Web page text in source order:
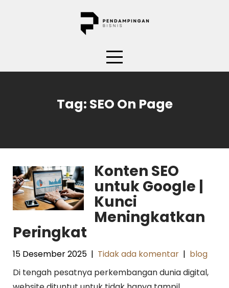
Tag: SEO On Page
Konten SEO
untuk Google |
Kunci
Meningkatkan
Peringkat
15 Desember 2025 | Tidak ada komentar | blog
Di tengah pesatnya perkembangan dunia digital,